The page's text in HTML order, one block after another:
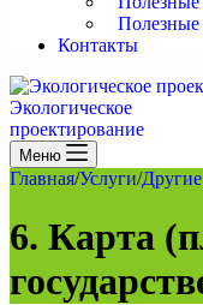
Полезные
Контакты
Экологическое
проектирование
Меню
Главная/Услуги/
6. Карта